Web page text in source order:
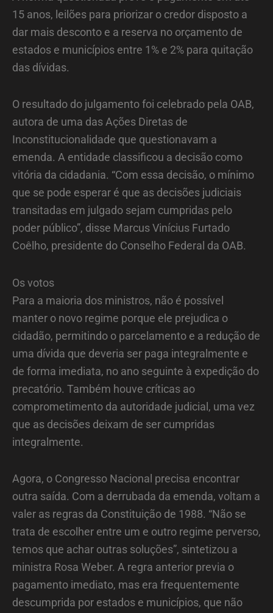
15 anos, leilões para priorizar o credor disposto a
dar mais desconto e a reserva no orçamento de
estados e municípios entre 1% e 2% para quitação
das dívidas.
O resultado do julgamento foi celebrado pela OAB,
autora de uma das Ações Diretas de
Inconstitucionalidade que questionavam a
emenda. A entidade classificou a decisão como
vitória da cidadania. “Com essa decisão, o mínimo
que se pode esperar é que as decisões judiciais
transitadas em julgado sejam cumpridas pelo
poder público”, disse Marcus Vinícius Furtado
Coêlho, presidente do Conselho Federal da OAB.
Os votos
Para a maioria dos ministros, não é possível
manter o novo regime porque ele prejudica o
cidadão, permitindo o parcelamento e a redução de
uma dívida que deveria ser paga integralmente e
de forma imediata, no ano seguinte à expedição do
precatório. Também houve críticas ao
comprometimento da autoridade judicial, uma vez
que as decisões deixam de ser cumpridas
integralmente.
Agora, o Congresso Nacional precisa encontrar
outra saída. Com a derrubada da emenda, voltam a
valer as regras da Constituição de 1988. “Não se
trata de escolher entre um e outro regime perverso,
temos que achar outras soluções”, sintetizou a
ministra Rosa Weber. A regra anterior previa o
pagamento imediato, mas era frequentemente
descumprida por estados e municípios, que não